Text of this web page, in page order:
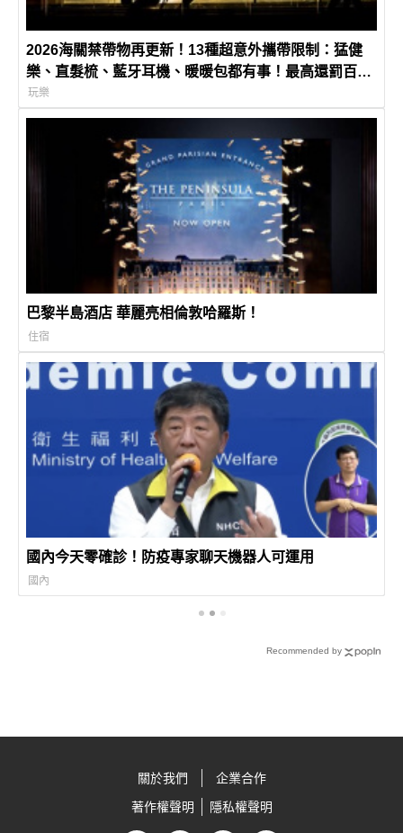
2026海關禁帶物再更新！13種超意外攜帶限制：猛健
樂、直髮梳、藍牙耳機、暖暖包都有事！最高還罰百
萬！注意事項一次看！
玩樂
巴黎半島酒店 華麗亮相倫敦哈羅斯！
住宿
國內今天零確診！防疫專家聊天機器人可運用
國內
Recommended by
關於我們
企業合作
著作權聲明
隱私權聲明